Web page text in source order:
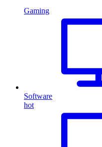
Gaming
Software
hot